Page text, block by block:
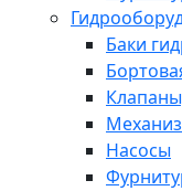
Баки
Насосы